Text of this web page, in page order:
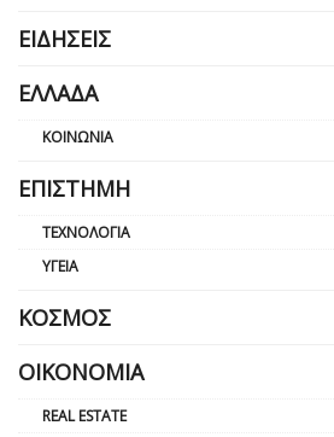
ΕΙΔΉΣΕΙΣ
ΕΛΛΆΔΑ
ΚΟΙΝΩΝΊΑ
ΕΠΙΣΤΉΜΗ
ΤΕΧΝΟΛΟΓΊΑ
ΥΓΕΊΑ
ΚΌΣΜΟΣ
ΟΙΚΟΝΟΜΊΑ
REAL ESTATE